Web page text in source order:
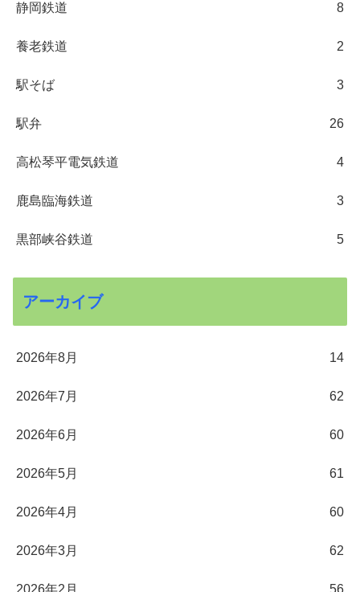
静岡鉄道 8
養老鉄道 2
駅そば 3
駅弁 26
高松琴平電気鉄道 4
鹿島臨海鉄道 3
黒部峡谷鉄道 5
アーカイブ
2026年8月 14
2026年7月 62
2026年6月 60
2026年5月 61
2026年4月 60
2026年3月 62
2026年2月 56